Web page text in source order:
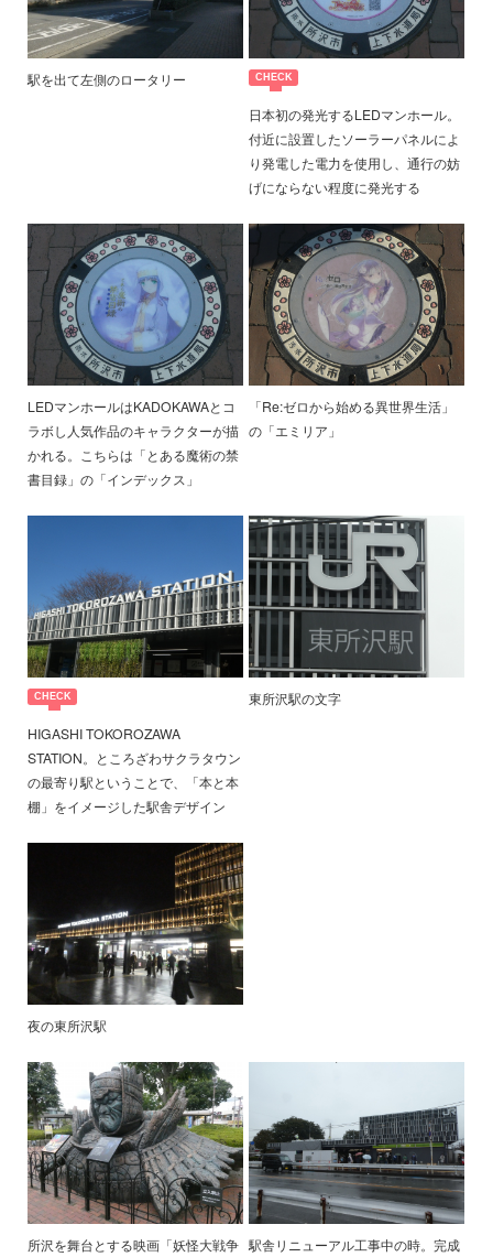
駅を出て左側のロータリー
日本初の発光するLEDマンホール。
付近に設置したソーラーパネルによ
り発電した電力を使用し、通行の妨
げにならない程度に発光する
LEDマンホールはKADOKAWAとコ
ラボし人気作品のキャラクターが描
かれる。こちらは「とある魔術の禁
書目録」の「インデックス」
「Re:ゼロから始める異世界生活」
の「エミリア」
HIGASHI TOKOROZAWA
STATION。ところざわサクラタウン
の最寄り駅ということで、「本と本
棚」をイメージした駅舎デザイン
東所沢駅の文字
夜の東所沢駅
所沢を舞台とする映画「妖怪大戦争 駅舎リニューアル工事中の時。完成